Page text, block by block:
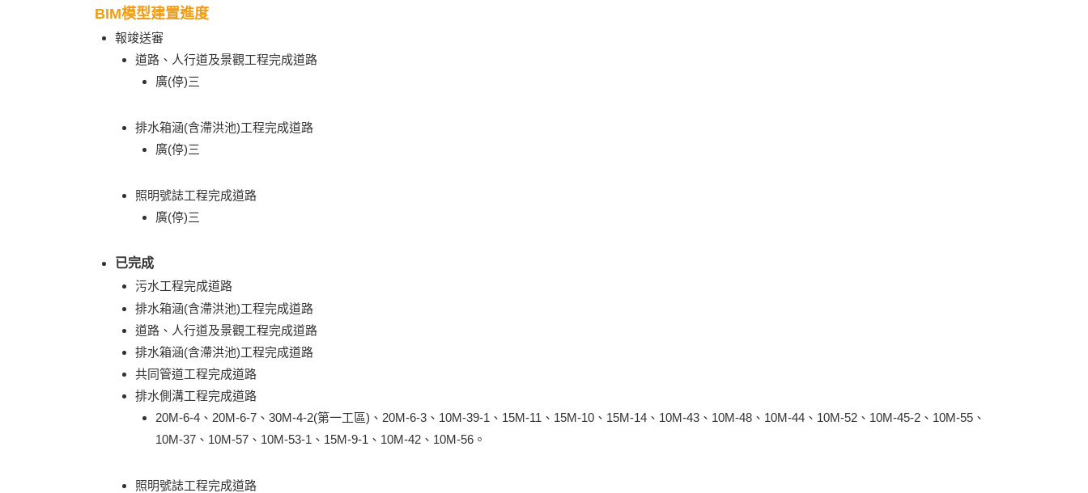
BIM模型建置進度
報竣送審
道路、人行道及景觀工程完成道路
廣(停)三
排水箱涵(含滯洪池)工程完成道路
廣(停)三
照明號誌工程完成道路
廣(停)三
已完成
污水工程完成道路
排水箱涵(含滯洪池)工程完成道路
道路、人行道及景觀工程完成道路
排水箱涵(含滯洪池)工程完成道路
共同管道工程完成道路
排水側溝工程完成道路
20M-6-4、20M-6-7、30M-4-2(第一工區)、20M-6-3、10M-39-1、15M-11、15M-10、15M-14、10M-43、10M-48、10M-44、10M-52、10M-45-2、10M-55、
10M-37、10M-57、10M-53-1、15M-9-1、10M-42、10M-56。
照明號誌工程完成道路